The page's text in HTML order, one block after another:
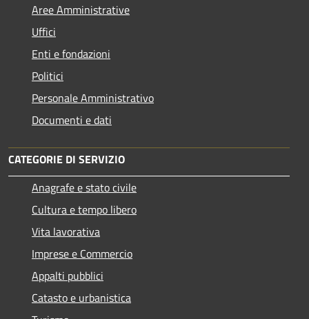
Aree Amministrative
Uffici
Enti e fondazioni
Politici
Personale Amministrativo
Documenti e dati
CATEGORIE DI SERVIZIO
Anagrafe e stato civile
Cultura e tempo libero
Vita lavorativa
Imprese e Commercio
Appalti pubblici
Catasto e urbanistica